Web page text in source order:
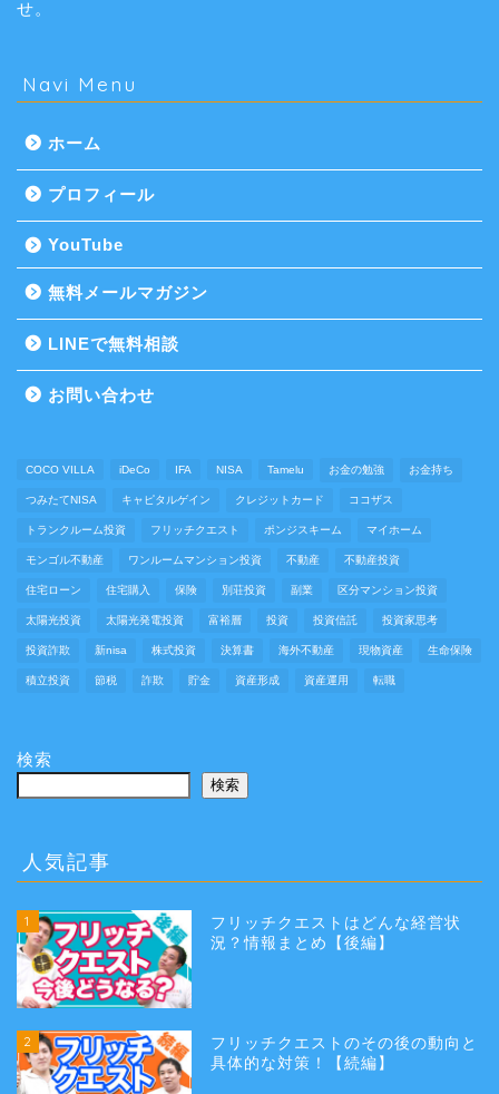
せ。
Navi Menu
ホーム
プロフィール
YouTube
無料メールマガジン
LINEで無料相談
お問い合わせ
COCO VILLA iDeCo IFA NISA Tamelu お金の勉強 お金持ち
つみたてNISA キャピタルゲイン クレジットカード ココザス
トランクルーム投資 フリッチクエスト ポンジスキーム マイホーム
モンゴル不動産 ワンルームマンション投資 不動産 不動産投資
住宅ローン 住宅購入 保険 別荘投資 副業 区分マンション投資
太陽光投資 太陽光発電投資 富裕層 投資 投資信託 投資家思考
投資詐欺 新nisa 株式投資 決算書 海外不動産 現物資産 生命保険
積立投資 節税 詐欺 貯金 資産形成 資産運用 転職
検索
検索
人気記事
1
フリッチクエストはどんな経営状
況？情報まとめ【後編】
2
フリッチクエストのその後の動向と
具体的な対策！【続編】